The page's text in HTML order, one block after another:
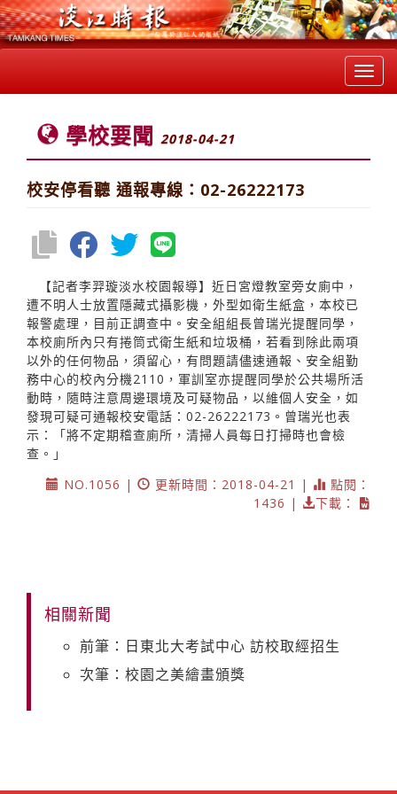
學校要聞 2018-04-21
校安停看聽 通報專線：02-26222173
【記者李羿璇淡水校園報導】近日宮燈教室旁女廁中，
遭不明人士放置隱藏式攝影機，外型如衛生紙盒，本校已
報警處理，目前正調查中。安全組組長曾瑞光提醒同學，
本校廁所內只有捲筒式衛生紙和垃圾桶，若看到除此兩項
以外的任何物品，須留心，有問題請儘速通報、安全組勤
務中心的校內分機2110，軍訓室亦提醒同學於公共場所活
動時，隨時注意周邊環境及可疑物品，以維個人安全，如
發現可疑可通報校安電話：02-26222173。曾瑞光也表
示：「將不定期稽查廁所，清掃人員每日打掃時也會檢
查。」
NO.1056 |
更新時間：2018-04-21 |
點閱：
1436 |
下載：
相關新聞
前筆：日東北大考試中心 訪校取經招生
次筆：校園之美繪畫頒獎